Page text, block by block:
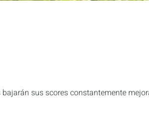
sus scores constantemente